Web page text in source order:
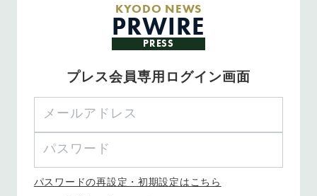
KYODO NEWS
PRWIRE
PRESS
プレス会員専用ログイン画面
パスワードの再設定・初期設定はこちら